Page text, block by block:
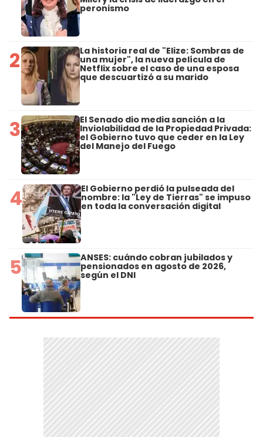
peronismo
2 La historia real de "Elize: Sombras de
una mujer", la nueva película de
Netflix sobre el caso de una esposa
que descuartizó a su marido
3 El Senado dio media sanción a la
Inviolabilidad de la Propiedad Privada:
el Gobierno tuvo que ceder en la Ley
del Manejo del Fuego
4 El Gobierno perdió la pulseada del
nombre: la "Ley de Tierras" se impuso
en toda la conversación digital
5 ANSES: cuándo cobran jubilados y
pensionados en agosto de 2026,
según el DNI